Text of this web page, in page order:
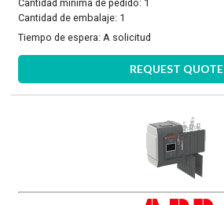
Cantidad mínima de pedido: 1
Cantidad de embalaje: 1
Tiempo de espera: A solicitud
REQUEST QUOTE